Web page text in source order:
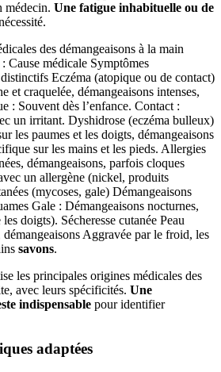
médecin. Une fatigue inhabituelle ou de
des démangeaisons à la main
Cause médicale Symptômes
Eczéma (atopique ou de contact)
et craquelée, démangeaisons intenses,
: Souvent dès l’enfance. Contact :
un irritant. Dyshidrose (eczéma bulleux)
les paumes et les doigts, démangeaisons
sur les mains et les pieds. Allergies
démangeaisons, parfois cloques
un allergène (nickel, produits
(mycoses, gale) Démangeaisons
Gale : Démangeaisons nocturnes,
doigts). Sécheresse cutanée Peau
Aggravée par le froid, les
savons.
les principales origines médicales des
avec leurs spécificités. Une
indispensable pour identifier
adaptées